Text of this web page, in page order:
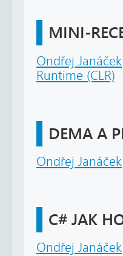
MINI-
Ondřej Janáček
Runtime (CLR)
DEMA A
Ondřej Janáček
C# JAK
Ondřej Janáček